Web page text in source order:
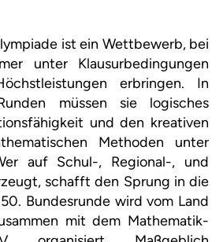
ist ein Wettbewerb, bei
unter Klausurbedingungen
erbringen. In
müssen sie logisches
und den kreativen
Methoden unter
auf Schul-, Regional-, und
schafft den Sprung in die
Bundesrunde wird vom Land
mit dem Mathematik-